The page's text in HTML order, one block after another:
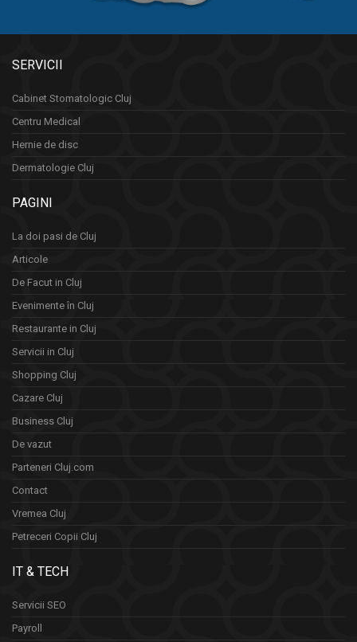
SERVICII
Cabinet Stomatologic Cluj
Centru Medical
Hernie de disc
Dermatologie Cluj
PAGINI
La doi pasi de Cluj
Articole
De Facut in Cluj
Evenimente în Cluj
Restaurante in Cluj
Servicii in Cluj
Shopping Cluj
Cazare Cluj
Business Cluj
De vazut
Parteneri Cluj.com
Contact
Vremea Cluj
Petreceri Copii Cluj
IT & TECH
Servicii SEO
Payroll